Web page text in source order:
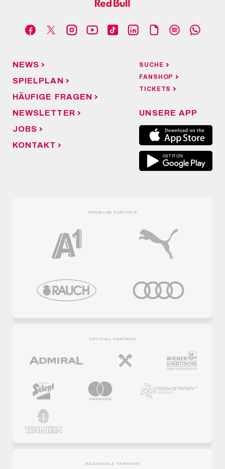
NEWS
SPIELPLAN
HÄUFIGE FRAGEN
NEWSLETTER
JOBS
KONTAKT
SUCHE
FANSHOP
TICKETS
UNSERE APP
PREMIUM PARTNER
OFFICIAL PARTNER
REGIONALE PARTNER